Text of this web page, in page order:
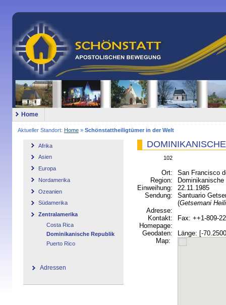
Home
Aktueller Standort: Home» Schönstattheiligtümer in der Welt
Afrika
Asien
Europa
Nordamerika
Ozeanien
Südamerika
Zentralamerika
Costa Rica
Dominikanische Republik
Puerto Rico
Adressen
102
Ort:
San Francisco
Region:
Einweihung:
22.11.1985
Sendung:
Santuario
(Getsemani
Adresse:
Kontakt:
Fax: ++1-809-
Homepage:
Geodaten:
Länge: [-
Map: